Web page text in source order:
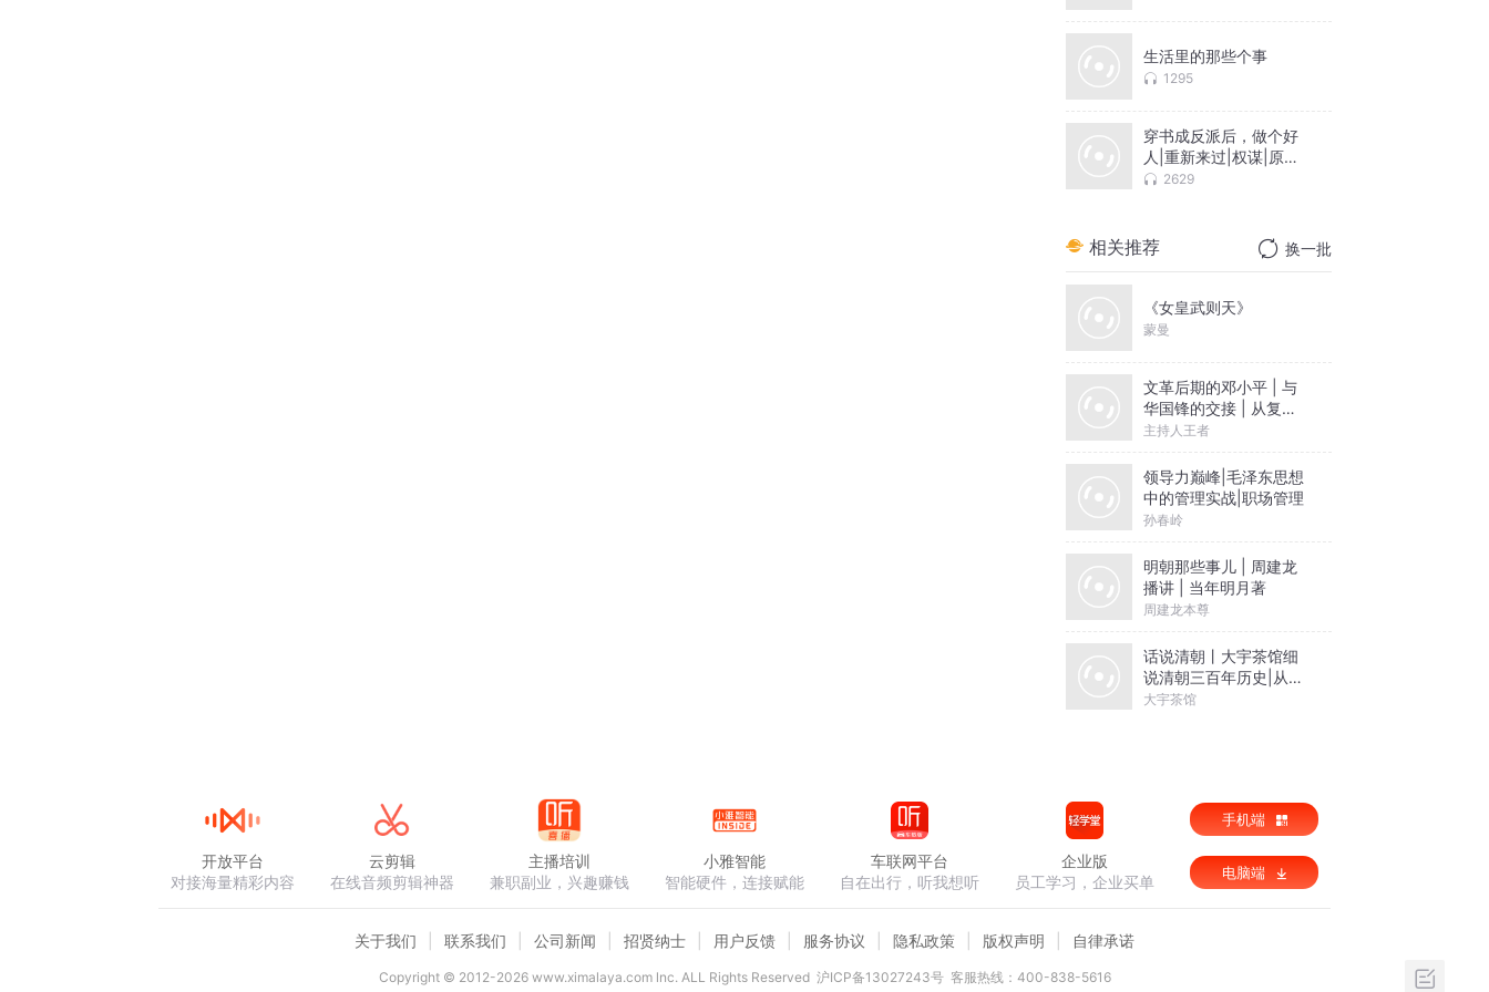
生活里的那些个事
1295
穿书成反派后，做个好
人|重新来过|权谋|原创
爽文2629
相关推荐 换一批
《女皇武则天》
蒙曼
文革后期的邓小平 | 与
华国锋的交接 | 从复出
到成为领导核心|毛泽东
主持人王者
领导力巅峰|毛泽东思想
中的管理实战|职场管理
孙春岭
明朝那些事儿 | 周建龙
播讲 | 当年明月著
周建龙本尊
话说清朝丨大宇茶馆细
说清朝三百年历史|从努
尔哈赤到末代皇帝溥仪|
大宇茶馆
开放平台
对接海量精彩内容
云剪辑
在线音频剪辑神器
主播培训
兼职副业，兴趣赚钱
小雅智能
智能硬件，连接赋能
车联网平台
自在出行，听我想听
企业版
员工学习，企业买单
手机端
电脑端
关于我们 联系我们 公司新闻 招贤纳士 用户反馈 服务协议 隐私政策 版权声明 自律承诺
Copyright © 2012-2026www.ximalaya.com lnc. ALL Rights Reserved 沪ICP备13027243号 客服热线：400-838-5616